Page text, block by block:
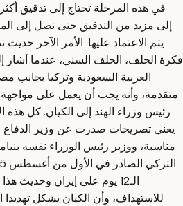
في هذه المرحلة تحتاج إلى تدقيق
إلى مزيد من التدقيق حتى نصل إلى
يتم الاعتماد عليها. الأمر الآخر
فكرة الحلف، الحلف السني، عندما أشار
العربية السعودية وتركيا
متقدمة، وأنه يجب أن يعمل على
رئيس وزراء الهند إلى الكيان. كل
يعني تصريحات صدرت عن وزير الدفاع
مناسبة، ووزير رئيس الوزراء نفسه
الـ12 يوم على إيران وحديث
للاستهداف، وأن الكيان يشكل تهديدا